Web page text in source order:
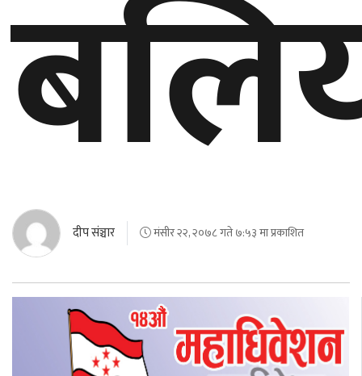
मनाेरञ्जन
खेलकुद
घुमफिर
कला/
साहित्य
दीप संञ्चार मंसीर २२, २०७८ गते ७:५३ मा प्रकाशित